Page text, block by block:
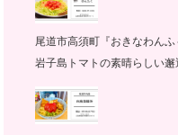
尾道市高須町『おきなわん
岩子島トマトの素晴らしい邂